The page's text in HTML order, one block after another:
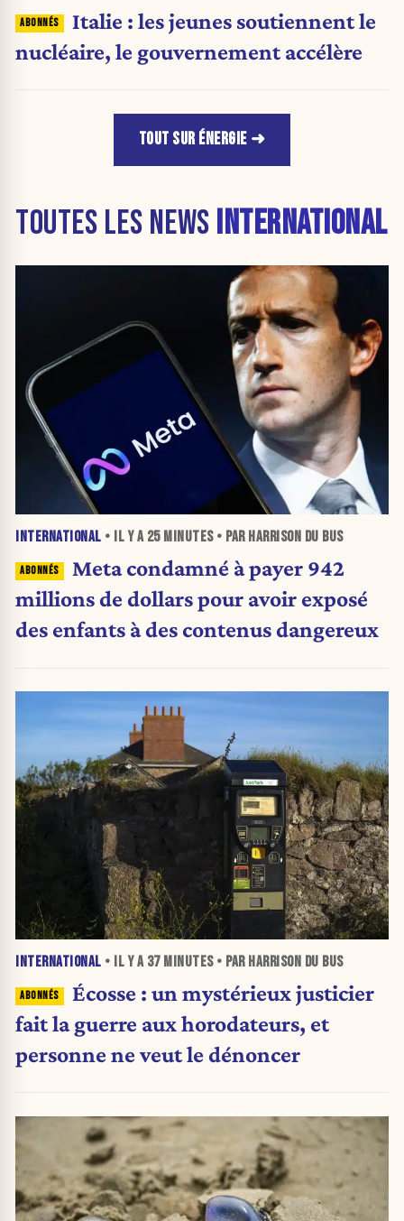
Italie : les jeunes soutiennent le
nucléaire, le gouvernement accélère
TOUT SUR ÉNERGIE
TOUTES LES NEWS INTERNATIONAL
INTERNATIONAL • IL Y A 25 MINUTES• PAR HARRISON DU BUS
Meta condamné à payer 942
millions de dollars pour avoir exposé
des enfants à des contenus dangereux
INTERNATIONAL • IL Y A 37 MINUTES• PAR HARRISON DU BUS
Écosse : un mystérieux justicier
fait la guerre aux horodateurs, et
personne ne veut le dénoncer